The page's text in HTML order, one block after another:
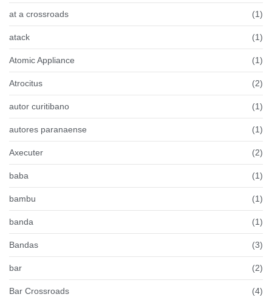
at a crossroads (1)
atack (1)
Atomic Appliance (1)
Atrocitus (2)
autor curitibano (1)
autores paranaense (1)
Axecuter (2)
baba (1)
bambu (1)
banda (1)
Bandas (3)
bar (2)
Bar Crossroads (4)